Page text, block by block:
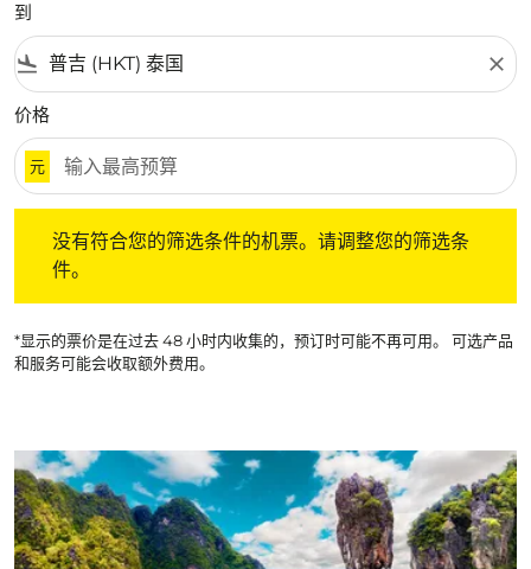
到
flight_land close
价格
元
没有符合您的筛选条件的机票。请调整您的筛选条
件。
*显示的票价是在过去 48 小时内收集的，预订时可能不再可用。 可选产品
和服务可能会收取额外费用。